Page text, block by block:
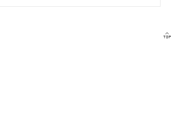
